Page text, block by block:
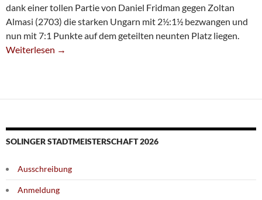
dank einer tollen Partie von Daniel Fridman gegen Zoltan
Almasi (2703) die starken Ungarn mit 2½:1½ bezwangen und
nun mit 7:1 Punkte auf dem geteilten neunten Platz liegen.
Erste Niederlage Für Indien – Überraschung Durch Deutschland
Weiterlesen →
SOLINGER STADTMEISTERSCHAFT 2026
Ausschreibung
Anmeldung